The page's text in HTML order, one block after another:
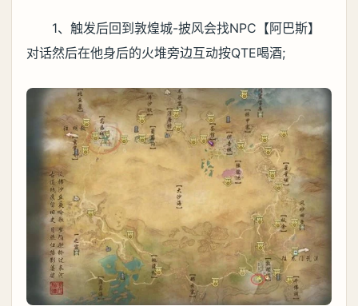
1、触发后回到敦煌城-披风会找NPC【阿巴斯】
对话然后在他身后的火堆旁边互动按QTE喝酒;